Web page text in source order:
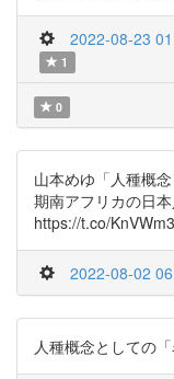
2022-08-23
1
0
山本めゆ「人種概
期南アフリカの日
https://t.co/
2022-08-02
人種概念としての